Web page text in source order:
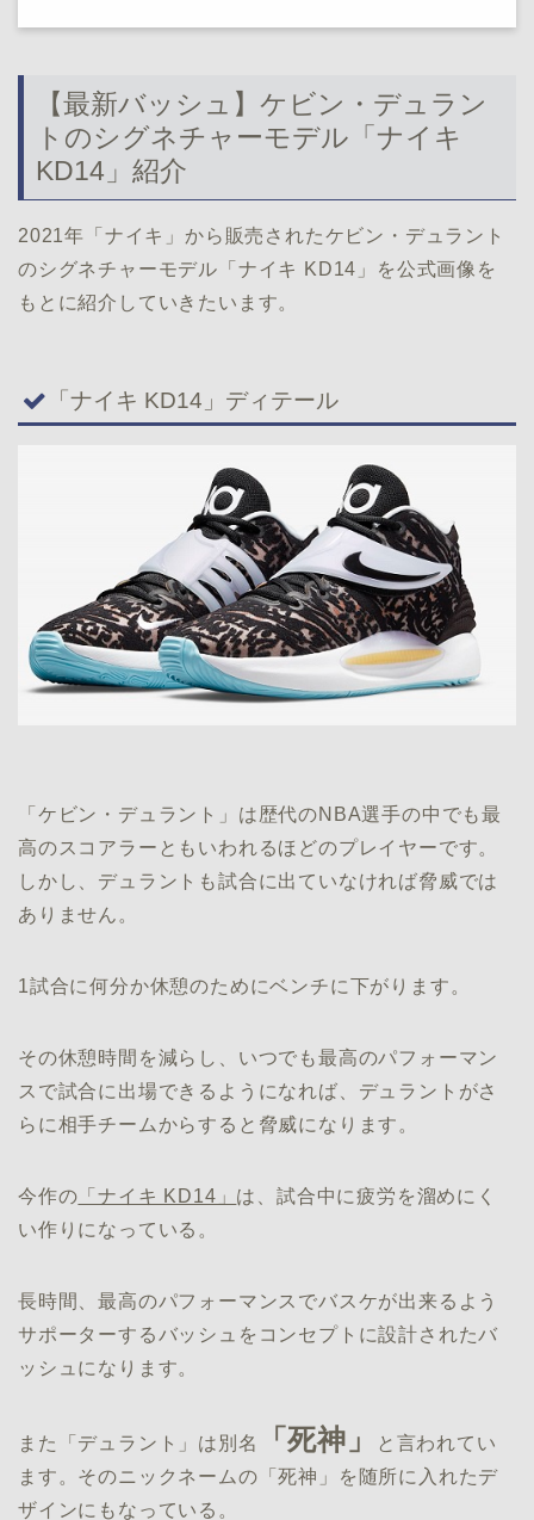
【最新バッシュ】ケビン・デュラン
トのシグネチャーモデル「ナイキ
KD14」紹介
2021年「ナイキ」から販売されたケビン・デュラント
のシグネチャーモデル「ナイキ KD14」を公式画像を
もとに紹介していきたいます。
「ナイキ KD14」ディテール
「ケビン・デュラント」は歴代のNBA選手の中でも最
高のスコアラーともいわれるほどのプレイヤーです。
しかし、デュラントも試合に出ていなければ脅威では
ありません。
1試合に何分か休憩のためにベンチに下がります。
その休憩時間を減らし、いつでも最高のパフォーマン
スで試合に出場できるようになれば、デュラントがさ
らに相手チームからすると脅威になります。
今作の 「ナイキ KD14」 は、試合中に疲労を溜めにく
い作りになっている。
長時間、最高のパフォーマンスでバスケが出来るよう
サポーターするバッシュをコンセプトに設計されたバ
ッシュになります。
また「デュラント」は別名 「死神」
と言われてい
ます。そのニックネームの「死神」を随所に入れたデ
ザインにもなっている。